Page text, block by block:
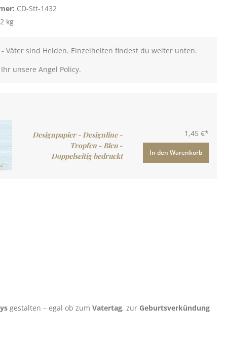
CD-Stt-1432
kg
Väter sind Helden. Einzelheiten findest du weiter unten.
unsere Angel Policy.
Designpapier - Designline -
Tropfen - Bleu -
Doppelseitig bedruckt
1,45 €*
In den Warenkorb
gestalten – egal ob zum Vatertag, zur Geburtsverkündung